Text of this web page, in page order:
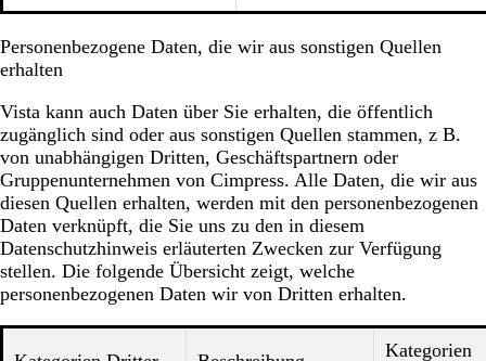
Personenbezogene Daten, die wir aus sonstigen Quellen
erhalten
Vista kann auch Daten über Sie erhalten, die öffentlich
zugänglich sind oder aus sonstigen Quellen stammen, z B.
von unabhängigen Dritten, Geschäftspartnern oder
Gruppenunternehmen von Cimpress. Alle Daten, die wir aus
diesen Quellen erhalten, werden mit den personenbezogenen
Daten verknüpft, die Sie uns zu den in diesem
Datenschutzhinweis erläuterten Zwecken zur Verfügung
stellen. Die folgende Übersicht zeigt, welche
personenbezogenen Daten wir von Dritten erhalten.
Kategorien